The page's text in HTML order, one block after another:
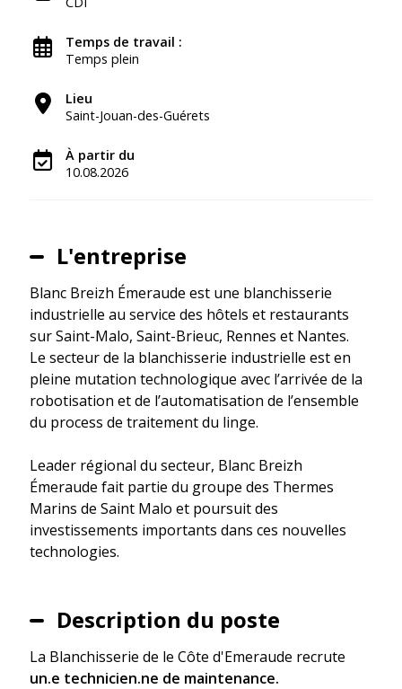
Temps de travail :
Temps plein
Lieu
Saint-Jouan-des-Guérets
À partir du
10.08.2026
L'entreprise
Blanc Breizh Émeraude est une blanchisserie
industrielle au service des hôtels et restaurants
sur Saint-Malo, Saint-Brieuc, Rennes et Nantes.
Le secteur de la blanchisserie industrielle est en
pleine mutation technologique avec l’arrivée de la
robotisation et de l’automatisation de l’ensemble
du process de traitement du linge.
Leader régional du secteur, Blanc Breizh
Émeraude fait partie du groupe des Thermes
Marins de Saint Malo et poursuit des
investissements importants dans ces nouvelles
technologies.
Description du poste
La Blanchisserie de le Côte d'Emeraude recrute
un.e technicien.ne de maintenance.